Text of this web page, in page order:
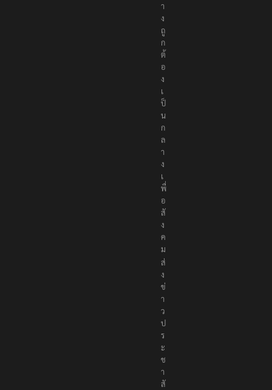
ง
ถู
ก
ต้
อ
ง
เ
ป็
น
ก
ล
า
ง
เ
พื่
อ
สั
ง
ค
ม
ส่
ง
ข่
า
ว
ป
ร
ะ
ช
า
สั
ม